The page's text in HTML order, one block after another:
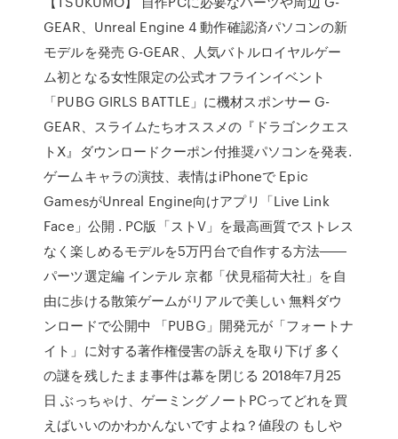
GEAR、Unreal Engine 4 動作確認済パソコンの新
モデルを発売 G-GEAR、人気バトルロイヤルゲー
ム初となる女性限定の公式オフラインイベント
「PUBG GIRLS BATTLE」に機材スポンサー G-
GEAR、スライムたちオススメの『ドラゴンクエス
トⅩ』ダウンロードクーポン付推奨パソコンを発表.
ゲームキャラの演技、表情はiPhoneで Epic
GamesがUnreal Engine向けアプリ「Live Link
Face」公開 . PC版「ストV」を最高画質でストレス
なく楽しめるモデルを5万円台で自作する方法――
パーツ選定編 インテル 京都「伏見稲荷大社」を自
由に歩ける散策ゲームがリアルで美しい 無料ダウ
ンロードで公開中 「PUBG」開発元が「フォートナ
イト」に対する著作権侵害の訴えを取り下げ 多く
の謎を残したまま事件は幕を閉じる 2018年7月25
日 ぶっちゃけ、ゲーミングノートPCってどれを買
えばいいのかわかんないですよね？値段の もしや